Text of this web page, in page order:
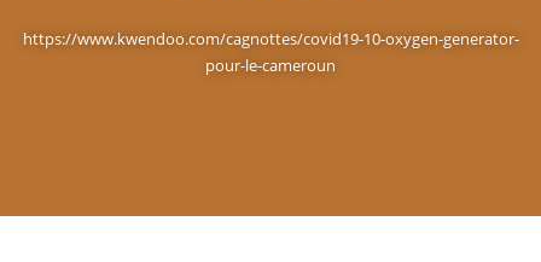
https://www.kwendoo.com/cagnottes/covid19-10-oxygen-generator-
pour-le-cameroun